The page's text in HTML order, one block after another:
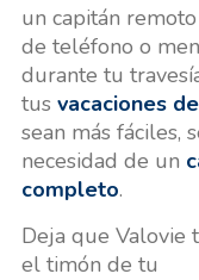
un capitán
de teléfono o
durante tu
tus vacaciones
sean más fáciles,
necesidad de un
completo.
Deja que Valovie
el timón de tu